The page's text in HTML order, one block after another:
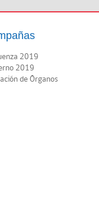
2019
2019
de Órganos